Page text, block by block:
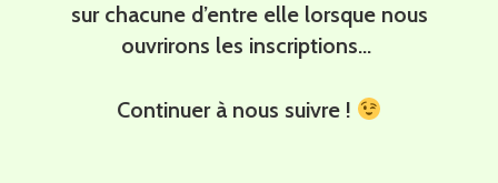
sur chacune d’entre elle lorsque nous
ouvrirons les inscriptions…
Continuer à nous suivre !